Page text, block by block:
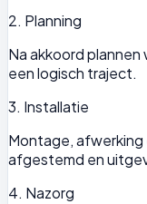
2. Planning
Na akkoord
een logisch traject.
3. Installatie
Montage,
afgestemd en
4. Nazorg